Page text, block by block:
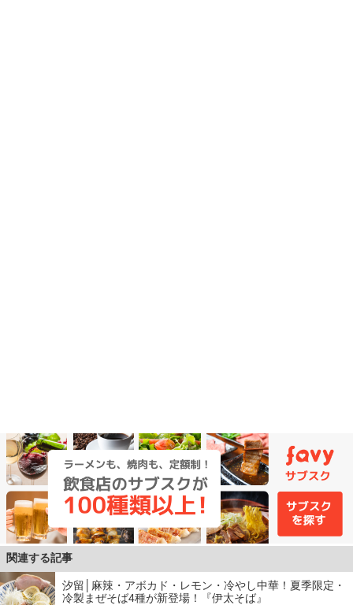
関連する記事
汐留│麻辣・アボカド・レモン・冷やし中華！夏季限定・
冷製まぜそば4種が新登場！『伊太そば』